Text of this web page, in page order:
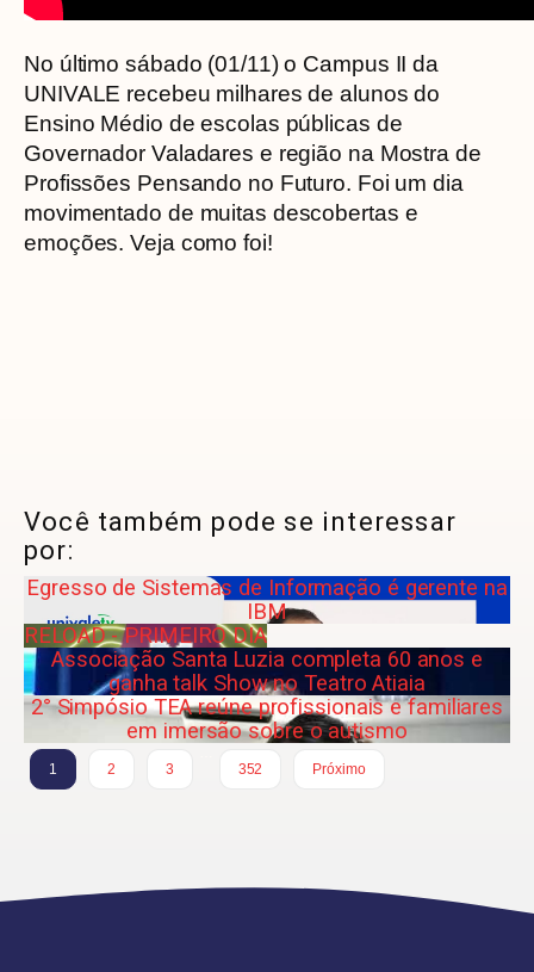
No último sábado (01/11) o Campus II da
UNIVALE recebeu milhares de alunos do
Ensino Médio de escolas públicas de
Governador Valadares e região na Mostra de
Profissões Pensando no Futuro. Foi um dia
movimentado de muitas descobertas e
emoções. Veja como foi!
Você também pode se interessar
por:
Egresso de Sistemas de Informação é gerente na
IBM
RELOAD - PRIMEIRO DIA
Associação Santa Luzia completa 60 anos e
ganha talk Show no Teatro Atiaia
2° Simpósio TEA reúne profissionais e familiares
em imersão sobre o autismo
1 2 3
352
Próximo